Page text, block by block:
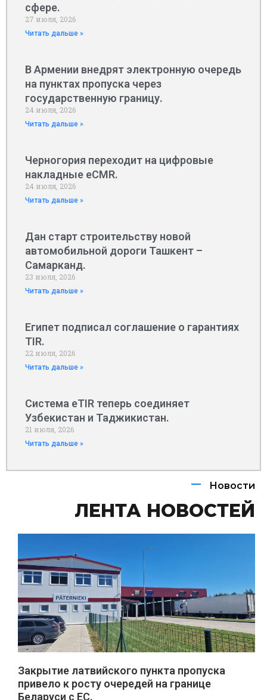
сфере.
27 июля, 2026
Читать дальше »
В Армении внедрят электронную очередь
на пунктах пропуска через
государственную границу.
24 июля, 2026
Читать дальше »
Черногория переходит на цифровые
накладные eCMR.
24 июля, 2026
Читать дальше »
Дан старт строительству новой
автомобильной дороги Ташкент –
Самарканд.
23 июля, 2026
Читать дальше »
Египет подписал соглашение о гарантиях
TIR.
22 июля, 2026
Читать дальше »
Система eTIR теперь соединяет
Узбекистан и Таджикистан.
21 июля, 2026
Читать дальше »
Новости
ЛЕНТА НОВОСТЕЙ
Закрытие латвийского пункта пропуска
привело к росту очередей на границе
Беларуси с ЕС.